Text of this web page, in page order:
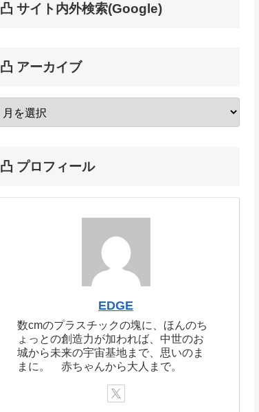
凸 サイト内外検索(Google)
凸 アーカイブ
凸 プロフィール
EDGE
数cmのプラスチックの塊に、ほんのち
ょっとの創造力が加われば、中世のお
城から未来の宇宙基地まで、思いのま
まに。 赤ちゃんから大人まで。